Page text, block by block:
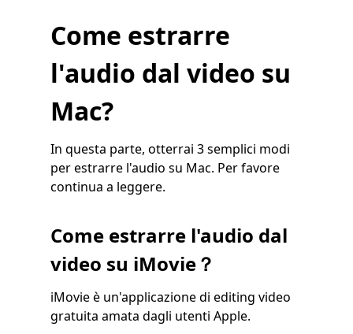
Come estrarre
l'audio dal video su
Mac?
In questa parte, otterrai 3 semplici modi
per estrarre l'audio su Mac. Per favore
continua a leggere.
Come estrarre l'audio dal
video su iMovie？
iMovie è un'applicazione di editing video
gratuita amata dagli utenti Apple.